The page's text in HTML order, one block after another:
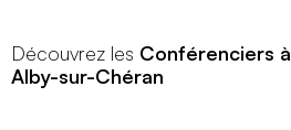
Découvrez les Conférenciers à
Alby-sur-Chéran